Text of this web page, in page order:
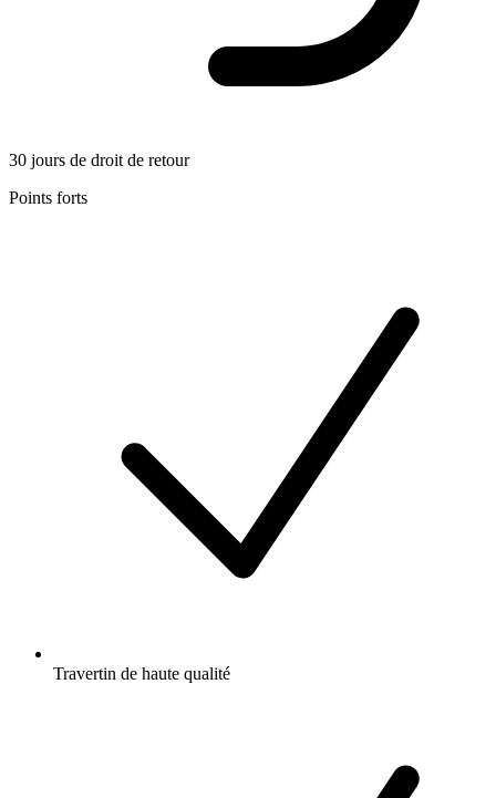
30 jours de droit de retour
Points forts
Travertin de haute qualité